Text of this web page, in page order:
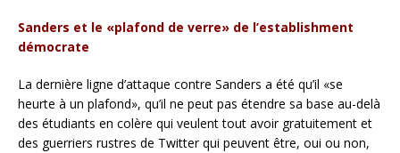
Sanders et le «plafond de verre» de l’establishment
démocrate
La dernière ligne d’attaque contre Sanders a été qu’il «se
heurte à un plafond», qu’il ne peut pas étendre sa base au-delà
des étudiants en colère qui veulent tout avoir gratuitement et
des guerriers rustres de Twitter qui peuvent être, oui ou non,